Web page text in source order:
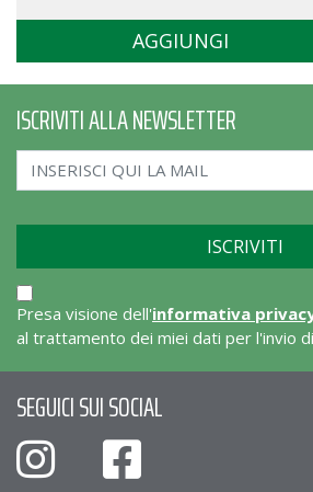
AGGIUNGI
ISCRIVITI ALLA NEWSLETTER
Presa visione dell'informativa
al trattamento dei miei dati per l'invio
SEGUICI SUI SOCIAL